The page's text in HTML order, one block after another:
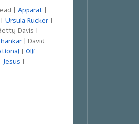
| Apparat |
| Ursula Rucker |
Davis |
| David
| Olli
|